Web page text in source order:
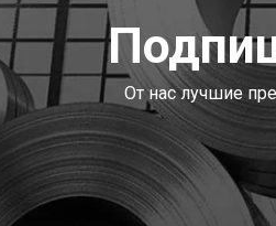
От нас лучшие